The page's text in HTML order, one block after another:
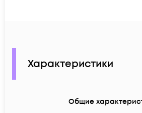
Характеристики
Общие